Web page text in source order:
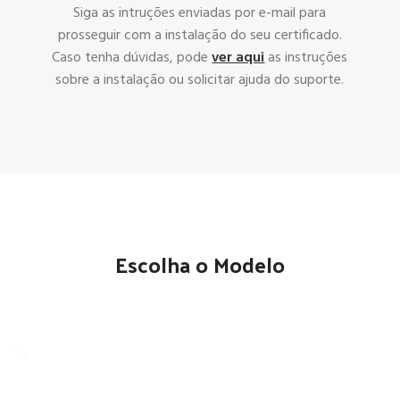
Siga as intruções enviadas por e-mail para
prosseguir com a instalação do seu certificado.
Caso tenha dúvidas, podever aquias instruções
sobre a instalação ou solicitar ajuda do suporte.
Escolha o Modelo